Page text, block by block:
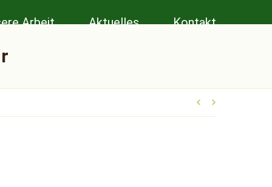
Arbeit Aktuelles Kontakt